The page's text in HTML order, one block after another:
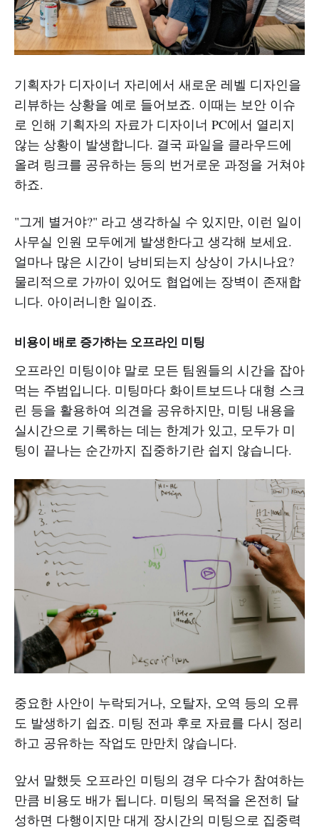
기획자가 디자이너 자리에서 새로운 레벨 디자인을
리뷰하는 상황을 예로 들어보죠. 이때는 보안 이슈
로 인해 기획자의 자료가 디자이너 PC에서 열리지
않는 상황이 발생합니다. 결국 파일을 클라우드에
올려 링크를 공유하는 등의 번거로운 과정을 거쳐야
하죠.
"그게 별거야?" 라고 생각하실 수 있지만, 이런 일이
사무실 인원 모두에게 발생한다고 생각해 보세요.
얼마나 많은 시간이 낭비되는지 상상이 가시나요?
물리적으로 가까이 있어도 협업에는 장벽이 존재합
니다. 아이러니한 일이죠.
비용이 배로 증가하는 오프라인 미팅
오프라인 미팅이야 말로 모든 팀원들의 시간을 잡아
먹는 주범입니다. 미팅마다 화이트보드나 대형 스크
린 등을 활용하여 의견을 공유하지만, 미팅 내용을
실시간으로 기록하는 데는 한계가 있고, 모두가 미
팅이 끝나는 순간까지 집중하기란 쉽지 않습니다.
중요한 사안이 누락되거나, 오탈자, 오역 등의 오류
도 발생하기 쉽죠. 미팅 전과 후로 자료를 다시 정리
하고 공유하는 작업도 만만치 않습니다.
앞서 말했듯 오프라인 미팅의 경우 다수가 참여하는
만큼 비용도 배가 됩니다. 미팅의 목적을 온전히 달
성하면 다행이지만 대게 장시간의 미팅으로 집중력